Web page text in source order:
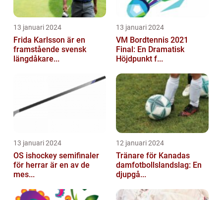
13 januari 2024
Frida Karlsson är en
framstående svensk
längdåkare...
13 januari 2024
VM Bordtennis 2021
Final: En Dramatisk
Höjdpunkt f...
13 januari 2024
OS ishockey semifinaler
för herrar är en av de
mes...
12 januari 2024
Tränare för Kanadas
damfotbollslandslag: En
djupgå...